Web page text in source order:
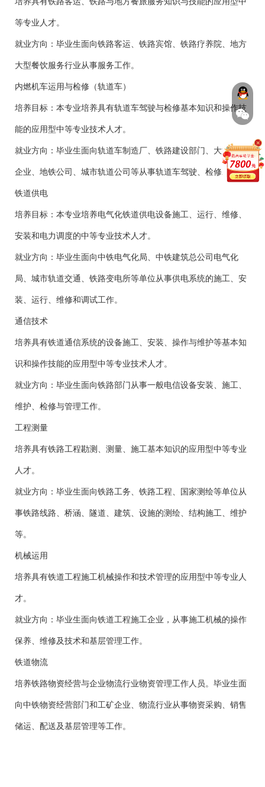
等专业人才。
就业方向：毕业生面向铁路客运、铁路宾馆、铁路疗养院、地方
大型餐饮服务行业从事服务工作。
内燃机车运用与检修（轨道车）
培养目标：本专业培养具有轨道车驾驶与检修基本知识和操作技
能的应用型中等专业技术人才。
就业方向：毕业生面向轨道车制造厂、铁路建设部门、大型工矿
企业、地铁公司、城市轨道公司等从事轨道车驾驶、检修工作。
铁道供电
培养目标：本专业培养电气化铁道供电设备施工、运行、维修、
安装和电力调度的中等专业技术人才。
就业方向：毕业生面向中铁电气化局、中铁建筑总公司电气化
局、城市轨道交通、铁路变电所等单位从事供电系统的施工、安
装、运行、维修和调试工作。
通信技术
培养具有铁道通信系统的设备施工、安装、操作与维护等基本知
识和操作技能的应用型中等专业技术人才。
就业方向：毕业生面向铁路部门从事一般电信设备安装、施工、
维护、检修与管理工作。
工程测量
培养具有铁路工程勘测、测量、施工基本知识的应用型中等专业
人才。
就业方向：毕业生面向铁路工务、铁路工程、国家测绘等单位从
事铁路线路、桥涵、隧道、建筑、设施的测绘、结构施工、维护
等。
机械运用
培养具有铁道工程施工机械操作和技术管理的应用型中等专业人
才。
就业方向：毕业生面向铁道工程施工企业，从事施工机械的操作
保养、维修及技术和基层管理工作。
铁道物流
培养铁路物资经营与企业物流行业物资管理工作人员。毕业生面
向中铁物资经营部门和工矿企业、物流行业从事物资采购、销售
储运、配送及基层管理等工作。